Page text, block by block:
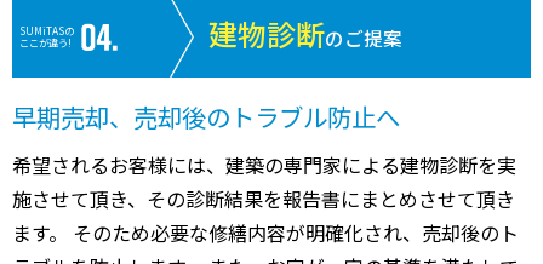
SUMiTASの
ここが違う!
建物診断のご提案
早期売却、売却後のトラブル防止へ
希望されるお客様には、建築の専門家による建物診断を実
施させて頂き、その診断結果を報告書にまとめさせて頂き
ます。 そのため必要な修繕内容が明確化され、売却後のト